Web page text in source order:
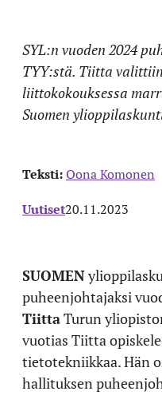
SYL:n vuoden 2024
TYY:stä. Tiitta
liittokokouksessa
Suomen
Teksti:Oona Komonen
Uutiset20.11.2023
SUOMEN
puheenjohtajaksi
TiittaTurun
vuotias Tiitta
tietotekniikkaa. Hän
hallituksen